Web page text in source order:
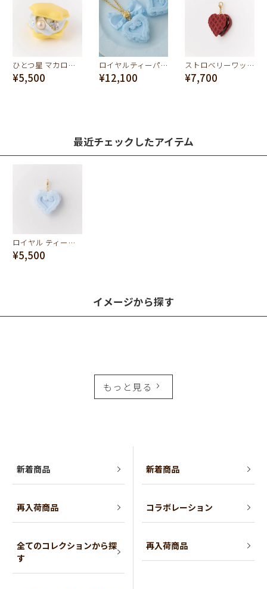
ひとつ星 マカロン チャーム
¥5,500
ロイヤルティーパーティーケーキ ネックレス
¥12,100
ストロベリーワッフル チャーム
¥7,700
最近チェックしたアイテム
ロイヤル ティーパーティー ケーキ チャーム
¥5,500
イメージから探す
もっと見る
新着商品
再入荷商品
全てのコレクションから探
す
新着商品
コラボレーション
再入荷商品